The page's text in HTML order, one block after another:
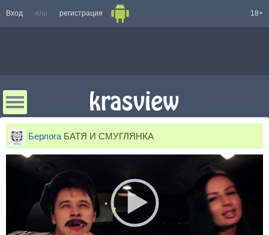
Вход или регистрация 18+
Берлога БАТЯ И СМУГЛЯНКА